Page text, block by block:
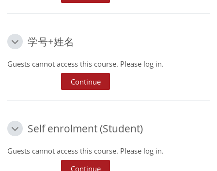
学号+姓名
学号+姓名
学号+姓名
Guests cannot access this course. Please log in.
Continue
Self enrolment (Student)
Self enrolment (Student)
Self enrolment (Student)
Guests cannot access this course. Please log in.
Continue